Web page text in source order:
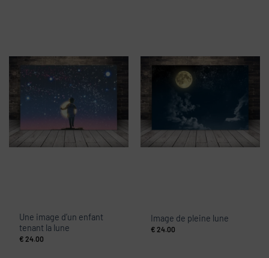
Une image d’un enfant
tenant la lune
€ 24.00
Image de pleine lune
€ 24.00